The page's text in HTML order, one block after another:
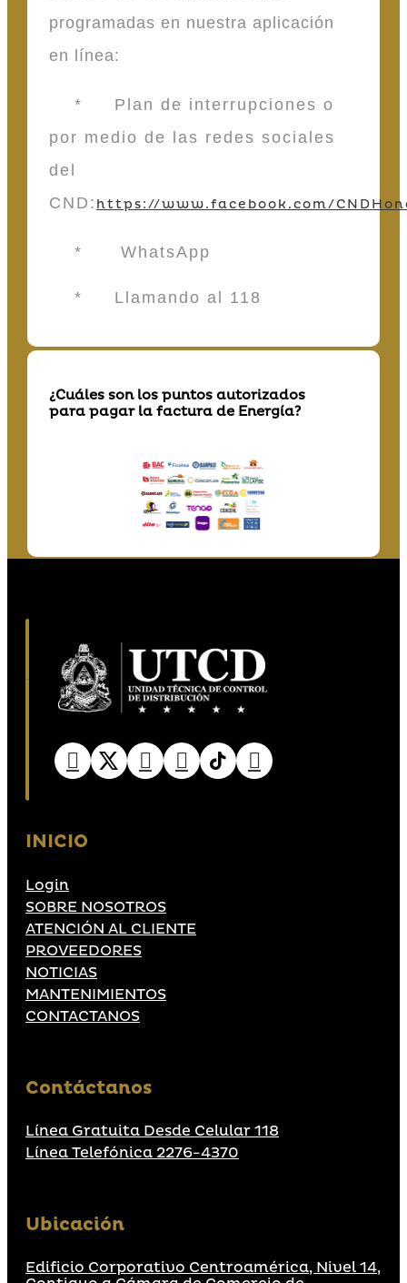
programadas en nuestra aplicación
en línea:
* Plan de interrupciones o
por medio de las redes sociales
del
CND: https://www.facebook.com/
* WhatsApp
* Llamando al 118
¿Cuáles son los puntos autorizados
para pagar la factura de Energía?
INICIO
Login
SOBRE NOSOTROS
ATENCIÓN AL CLIENTE
PROVEEDORES
NOTICIAS
MANTENIMIENTOS
CONTACTANOS
Contáctanos
Línea Gratuita Desde Celular 118
Línea Telefónica 2276-4370
Ubicación
Edificio Corporativo Centroamérica, Nivel 14,